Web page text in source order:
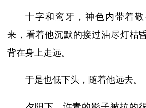
十字和鸾牙，神色内带着
来，看着他沉默的接过油尽灯枯
背在身上走远。
于是也低下头，随着他远去。